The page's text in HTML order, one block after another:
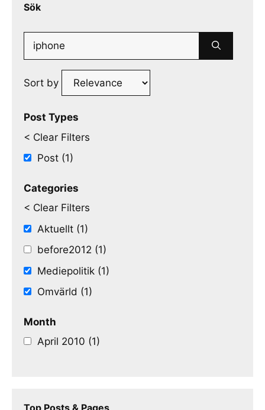
Sök
Search
for:
Sort by
Post Types
< Clear Filters
Post (1)
Categories
< Clear Filters
Aktuellt (1)
before2012 (1)
Mediepolitik (1)
Omvärld (1)
Month
April 2010 (1)
Top Posts & Pages